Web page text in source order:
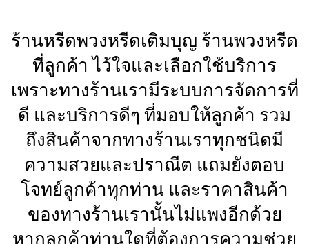
ร้านหรีดพวงหรีดเติมบุญ ร้านพวงหรีด
ที่ลูกค้า ไว้ใจและเลือกใช้บริการ
เพราะทางร้านเรามีระบบการจัดการที่
ดี และบริการดีๆ ที่มอบให้ลูกค้า รวม
ถึงสินค้าจากทางร้านเราทุกชนิดมี
ความสวยและปราณีต แถมยังตอบ
โจทย์ลูกค้าทุกท่าน และราคาสินค้า
ของทางร้านเรานั้นไม่แพงอีกด้วย
หากลูกค้าท่านใดที่ต้องการความช่วย